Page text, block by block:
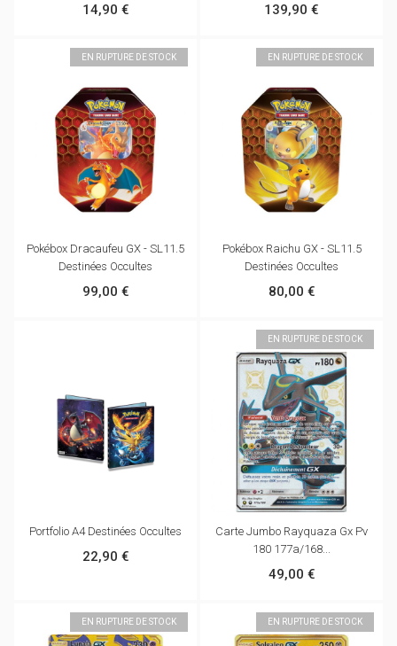
14,90 € 139,90 €
EN RUPTURE DE STOCK
Pokébox Dracaufeu GX - SL11.5
Destinées Occultes
99,00 €
EN RUPTURE DE STOCK
Pokébox Raichu GX - SL11.5
Destinées Occultes
80,00 €
Portfolio A4 Destinées Occultes
22,90 €
EN RUPTURE DE STOCK
Carte Jumbo Rayquaza Gx Pv
180 177a/168...
49,00 €
EN RUPTURE DE STOCK EN RUPTURE DE STOCK